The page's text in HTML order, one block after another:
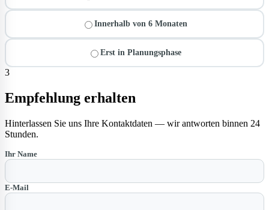
Innerhalb von 6 Monaten
Erst in Planungsphase
3
Empfehlung erhalten
Hinterlassen Sie uns Ihre Kontaktdaten — wir antworten binnen 24
Stunden.
Ihr Name
E-Mail